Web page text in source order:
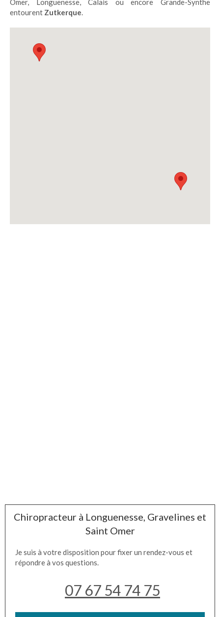
Omer, Longuenesse, Calais ou encore Grande-Synthe
entourent Zutkerque.
Chiropracteur à Longuenesse, Gravelines et
Saint Omer
Je suis à votre disposition pour fixer un rendez-vous et
répondre à vos questions.
07 67 54 74 75